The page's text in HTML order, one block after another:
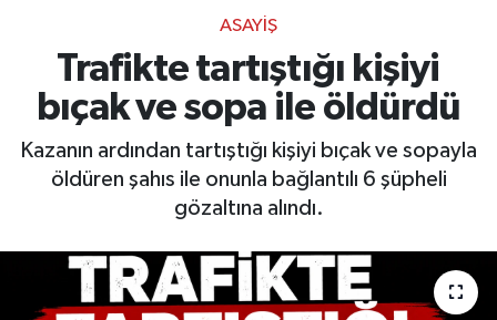
ASAYIŞ
Trafikte tartıştığı kişiyi
bıçak ve sopa ile öldürdü
Kazanın ardından tartıştığı kişiyi bıçak ve sopayla
öldüren şahıs ile onunla bağlantılı 6 şüpheli
gözaltına alındı.